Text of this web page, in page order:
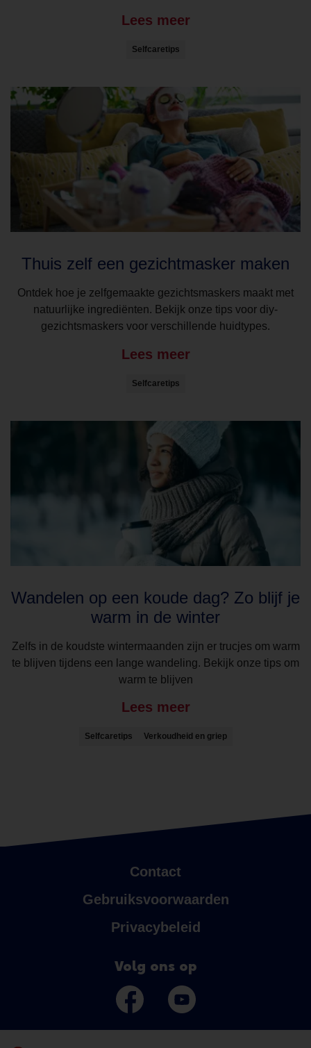
Lees meer
Selfcaretips
Thuis zelf een gezichtmasker maken
Ontdek hoe je zelfgemaakte gezichtsmaskers maakt met
natuurlijke ingrediënten. Bekijk onze tips voor diy-
gezichtsmaskers voor verschillende huidtypes.
Lees meer
Selfcaretips
Wandelen op een koude dag? Zo blijf je
warm in de winter
Zelfs in de koudste wintermaanden zijn er trucjes om warm
te blijven tijdens een lange wandeling. Bekijk onze tips om
warm te blijven
Lees meer
Selfcaretips Verkoudheid en griep
Contact
Gebruiksvoorwaarden
Privacybeleid
Volg ons op